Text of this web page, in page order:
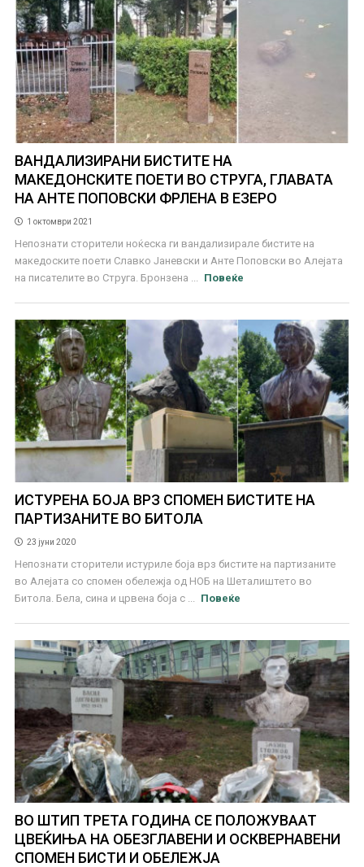
ВАНДАЛИЗИРАНИ БИСТИТЕ НА
МАКЕДОНСКИТЕ ПОЕТИ ВО СТРУГА, ГЛАВАТА
НА АНТЕ ПОПОВСКИ ФРЛЕНА В ЕЗЕРО
1 октомври 2021
Непознати сторители ноќеска ги вандализирале бистите на
македоските поети Славко Јаневски и Анте Поповски во Алејата
на писателите во Струга. Бронзена ...
Повеќе
ИСТУРЕНА БОЈА ВРЗ СПОМЕН БИСТИТЕ НА
ПАРТИЗАНИТЕ ВО БИТОЛА
23 јуни 2020
Непознати сторители истуриле боја врз бистите на партизаните
во Алејата со спомен обележја од НОБ на Шеталиштето во
Битола. Бела, сина и црвена боја с ...
Повеќе
ВО ШТИП ТРЕТА ГОДИНА СЕ ПОЛОЖУВААТ
ЦВЕЌИЊА НА ОБЕЗГЛАВЕНИ И ОСКВЕРНАВЕНИ
СПОМЕН БИСТИ И ОБЕЛЕЖЈА